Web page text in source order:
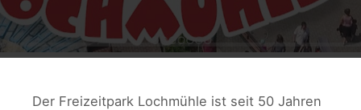
Der Freizeitpark Lochmühle ist seit 50 Jahren